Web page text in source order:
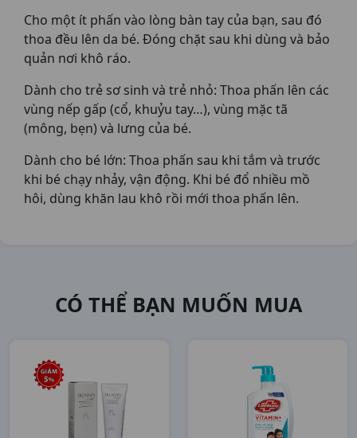
Cho một ít phấn vào lòng bàn tay của bạn, sau đó
thoa đều lên da bé. Đóng chặt sau khi dùng và bảo
quản nơi khô ráo.
Dành cho trẻ sơ sinh và trẻ nhỏ: Thoa phấn lên các
vùng nếp gấp (cổ, khuỷu tay…), vùng mặc tã
(mông, bẹn) và lưng của bé.
Dành cho bé lớn: Thoa phấn sau khi tắm và trước
khi bé chạy nhảy, vận động. Khi bé đổ nhiều mồ
hôi, dùng khăn lau khô rồi mới thoa phấn lên.
CÓ THỂ BẠN MUỐN MUA